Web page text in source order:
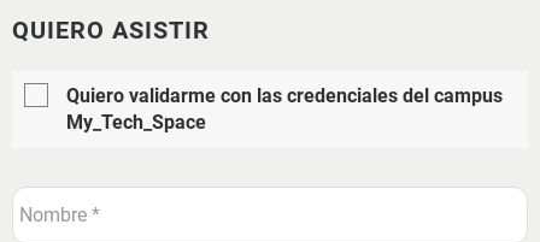
QUIERO ASISTIR
Quiero validarme con las credenciales del campus
My_Tech_Space